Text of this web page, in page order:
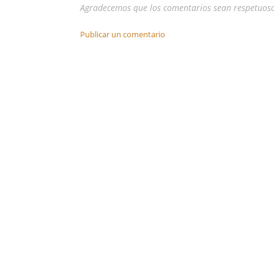
Agradecemos que los comentarios sean
Publicar un comentario